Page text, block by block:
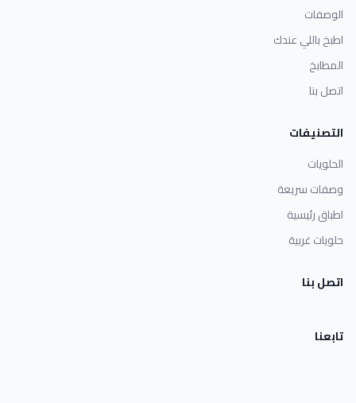
الوصفات
اطبخ باللي عندك
المطابخ
اتصل بنا
التصنيفات
الحلويات
وصفات سريعة
اطباق رئيسية
حلويات غربية
اتصل بنا
تابعنا